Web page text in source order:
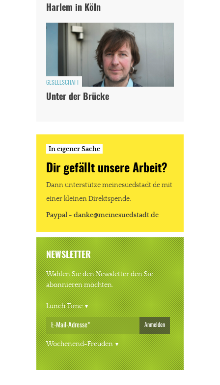
Harlem in Köln
GESELLSCHAFT
Unter der Brücke
In eigener Sache
Dir gefällt unsere Arbeit?
Dann unterstütze meinesuedstadt.de mit
einer kleinen Direktspende.
Paypal - danke@meinesuedstadt.de
NEWSLETTER
Wählen Sie den Newsletter den Sie
abonnieren möchten.
Lunch Time
Anmelden
Wochenend-Freuden